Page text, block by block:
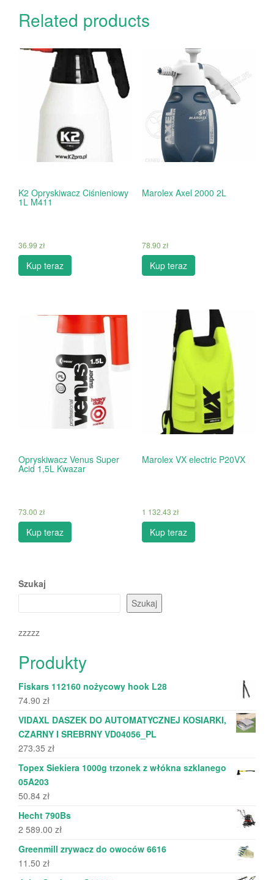
Related products
K2 Opryskiwacz Ciśnieniowy
1L M411
36.99 zł
Kup teraz
Marolex Axel 2000 2L
78.90 zł
Kup teraz
Opryskiwacz Venus Super
Acid 1,5L Kwazar
73.00 zł
Kup teraz
Marolex VX electric P20VX
1 132.43 zł
Kup teraz
Szukaj
Szukaj
zzzzz
Produkty
Fiskars 112160 nożycowy hook L28
74.90 zł
VIDAXL DASZEK DO AUTOMATYCZNEJ KOSIARKI,
CZARNY I SREBRNY VD04056_PL
273.35 zł
Topex Siekiera 1000g trzonek z włókna szklanego
05A203
50.84 zł
Hecht 790Bs
2 589.00 zł
Greenmill zrywacz do owoców 6616
11.50 zł